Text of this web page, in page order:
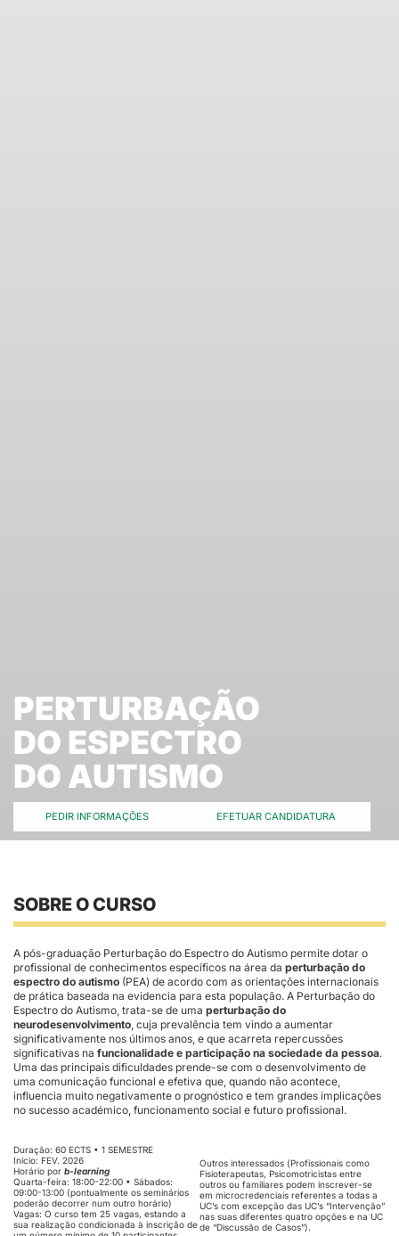
PERTURBAÇÃO
DO ESPECTRO
DO AUTISMO
PEDIR INFORMAÇÕES EFETUAR CANDIDATURA
SOBRE O CURSO
A pós-graduação Perturbação do Espectro do Autismo permite dotar o
profissional de conhecimentos específicos na área da perturbação do
espectro do autismo (PEA) de acordo com as orientações internacionais
de prática baseada na evidencia para esta população. A Perturbação do
Espectro do Autismo, trata-se de uma perturbação do
neurodesenvolvimento, cuja prevalência tem vindo a aumentar
significativamente nos últimos anos, e que acarreta repercussões
significativas na funcionalidade e participação na sociedade da pessoa.
Uma das principais dificuldades prende-se com o desenvolvimento de
uma comunicação funcional e efetiva que, quando não acontece,
influencia muito negativamente o prognóstico e tem grandes implicações
no sucesso académico, funcionamento social e futuro profissional.
Duração: 60 ECTS • 1 SEMESTRE
Início: FEV. 2026
Horário por b-learning
Quarta-feira: 18:00-22:00 • Sábados:
09:00-13:00 (pontualmente os seminários
poderão decorrer num outro horário)
Vagas: O curso tem 25 vagas, estando a
sua realização condicionada à inscrição de
Outros interessados (Profissionais como
Fisioterapeutas, Psicomotricistas entre
outros ou familiares podem inscrever-se
em microcredenciais referentes a todas a
UC’s com excepção das UC’s “Intervenção”
nas suas diferentes quatro opções e na UC
de “Discussão de Casos”).